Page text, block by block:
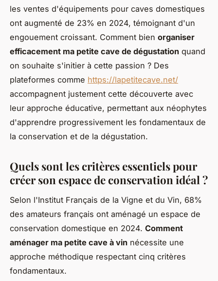
les ventes d'équipements pour caves domestiques
ont augmenté de 23% en 2024, témoignant d'un
engouement croissant. Comment bien organiser
efficacement ma petite cave de dégustation quand
on souhaite s'initier à cette passion ? Des
plateformes comme https://lapetitecave.net/
accompagnent justement cette découverte avec
leur approche éducative, permettant aux néophytes
d'apprendre progressivement les fondamentaux de
la conservation et de la dégustation.
Quels sont les critères essentiels pour
créer son espace de conservation idéal ?
Selon l'Institut Français de la Vigne et du Vin, 68%
des amateurs français ont aménagé un espace de
conservation domestique en 2024. Comment
aménager ma petite cave à vin nécessite une
approche méthodique respectant cinq critères
fondamentaux.